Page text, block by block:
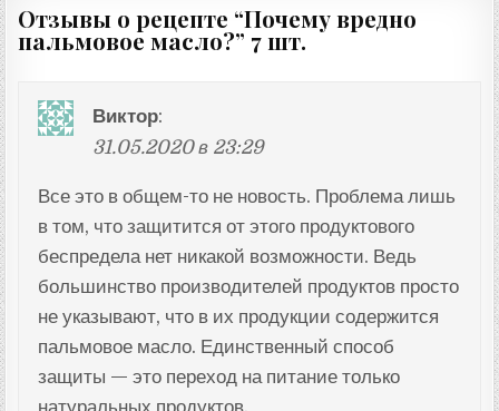
Отзывы о рецепте “Почему вредно
пальмовое масло?” 7 шт.
Виктор:
31.05.2020 в 23:29
Все это в общем-то не новость. Проблема лишь
в том, что защитится от этого продуктового
беспредела нет никакой возможности. Ведь
большинство производителей продуктов просто
не указывают, что в их продукции содержится
пальмовое масло. Единственный способ
защиты — это переход на питание только